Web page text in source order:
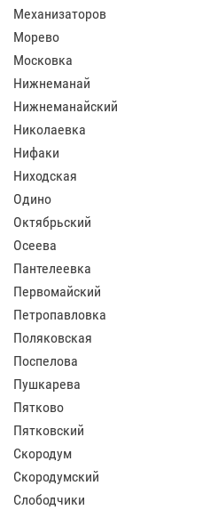
Механизаторов
Морево
Московка
Нижнеманай
Нижнеманайский
Николаевка
Нифаки
Ниходская
Одино
Октябрьский
Осеева
Пантелеевка
Первомайский
Петропавловка
Поляковская
Поспелова
Пушкарева
Пятково
Пятковский
Скородум
Скородумский
Слободчики